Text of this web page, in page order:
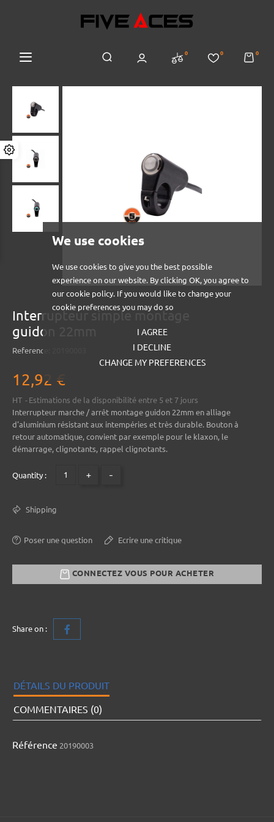
We use cookies
We use cookies to give you the best possible
experience on our website. By clicking OK, you agree to
our cookie policy. If you would like to change your
cookie preferences you may do so
I AGREE
I DECLINE
CHANGE MY PREFERENCES
0 0 0
Interrupteur simple montage
guidon 22mm
Reference:
12,92 €
HT
Estimations de la disponibilité entre 5 et 7 jours
Interrupteur marche / arrêt montage guidon 22mm en alliage
d'aluminium résistant aux intempéries et très durable. Bouton à
retour automatique, convient par exemple pour le klaxon, le
démarrage, clignotants, rappel clignotants.
Quantity : + -
Shipping
Poser une question Ecrire une critique
CONNECTEZ VOUS POUR ACHETER
Share on :
DÉTAILS DU PRODUIT
COMMENTAIRES (0)
Référence 20190003